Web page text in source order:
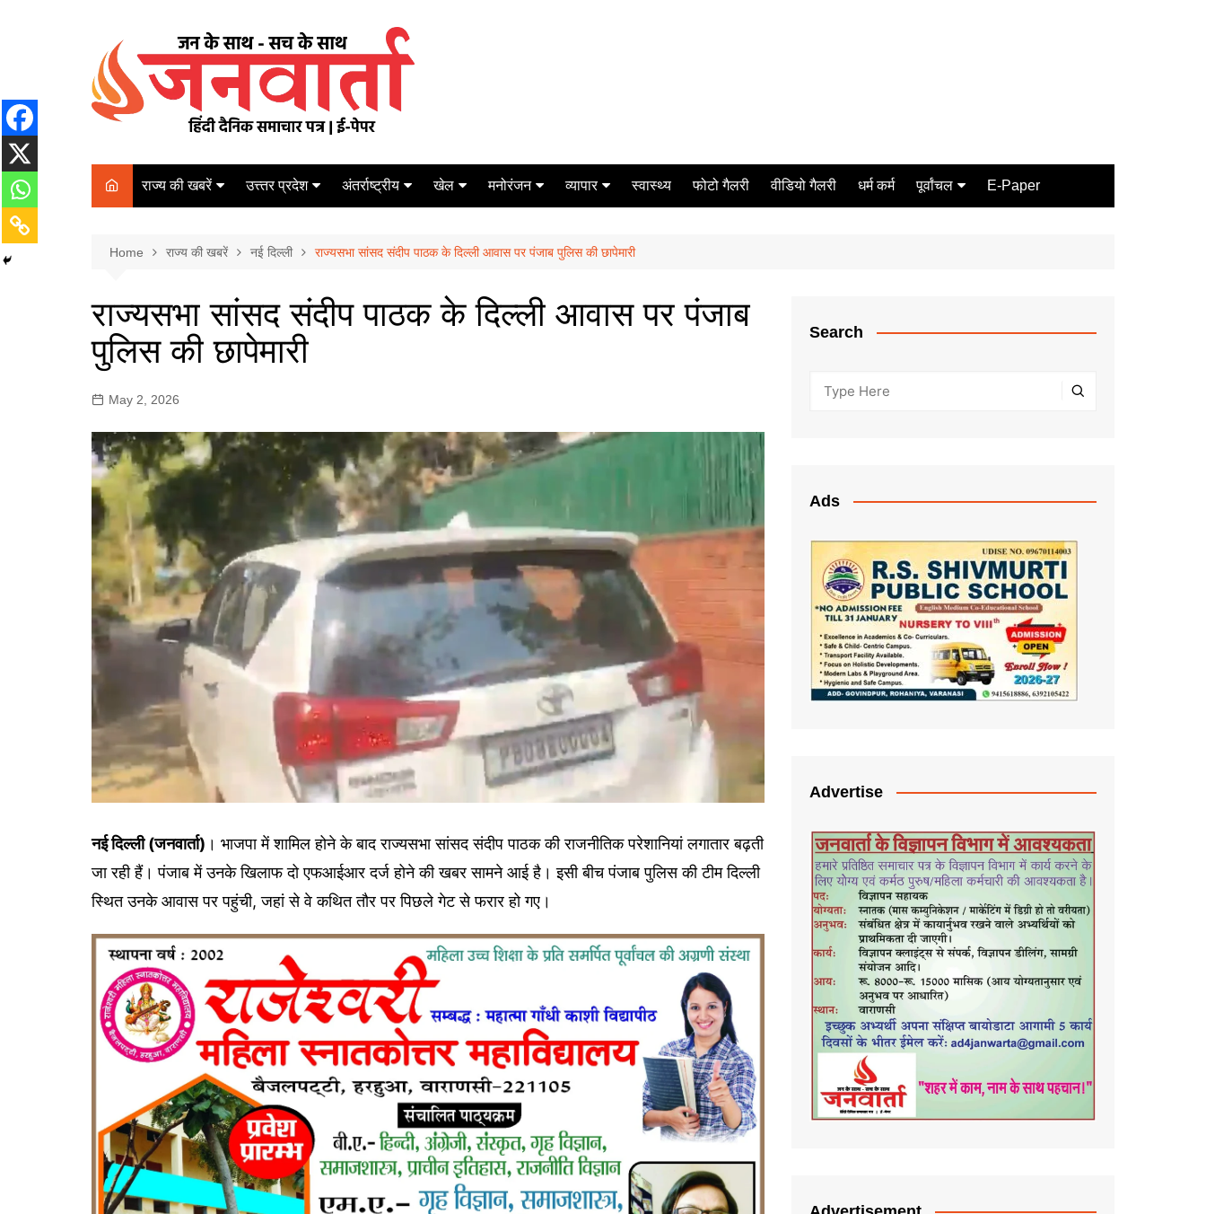
राज्य की खबरें
पटना
कोलकाता
नई दिल्ली
मुम्बई
उत्त्तर प्रदेश
कानपुर
आज़मगढ़
ग़ाज़ीपुर
लखनऊ
सोनभद्र
अंतर्राष्ट्रीय खेल
टेनिस
मनोरंजन
मिर्च मसाला
व्यापार
ऑटो मोबाइल
स्वास्थ्य फोटो गैलरी वीडियो गैलरी धर्म कर्म पूर्वांचल E-Paper
Home राज्य की खबरें नई दिल्ली राज्यसभा सांसद संदीप पाठक के दिल्ली आवास पर पंजाब पुलिस की छापेमारी
राज्यसभा सांसद संदीप पाठक के दिल्ली आवास पर पंजाब
पुलिस की छापेमारी
May 2, 2026
नई दिल्ली (जनवार्ता) । भाजपा में शामिल होने के बाद राज्यसभा सांसद संदीप पाठक की राजनीतिक परेशानियां लगातार बढ़ती
जा रही हैं। पंजाब में उनके खिलाफ दो एफआईआर दर्ज होने की खबर सामने आई है। इसी बीच पंजाब पुलिस की टीम दिल्ली
स्थित उनके आवास पर पहुंची, जहां से वे कथित तौर पर पिछले गेट से फरार हो गए।
Search
Ads
Advertise